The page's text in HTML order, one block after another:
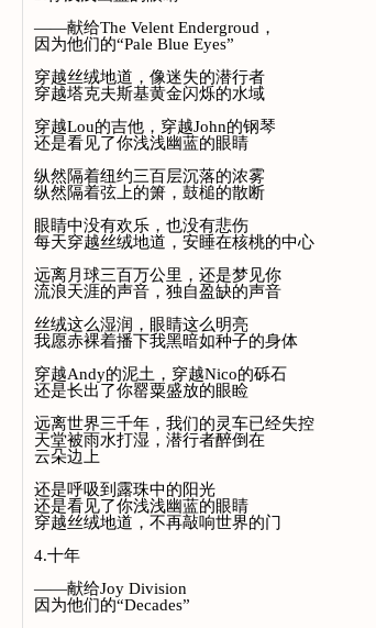
——献给The Velent Endergroud，
因为他们的“Pale Blue Eyes”
穿越丝绒地道，像迷失的潜行者
穿越塔克夫斯基黄金闪烁的水域
穿越Lou的吉他，穿越John的钢琴
还是看见了你浅浅幽蓝的眼睛
纵然隔着纽约三百层沉落的浓雾
纵然隔着弦上的箫，鼓槌的散断
眼睛中没有欢乐，也没有悲伤
每天穿越丝绒地道，安睡在核桃的中心
远离月球三百万公里，还是梦见你
流浪天涯的声音，独自盈缺的声音
丝绒这么湿润，眼睛这么明亮
我愿赤裸着播下我黑暗如种子的身体
穿越Andy的泥土，穿越Nico的砾石
还是长出了你罂粟盛放的眼睑
远离世界三千年，我们的灵车已经失控
天堂被雨水打湿，潜行者醉倒在
云朵边上
还是呼吸到露珠中的阳光
还是看见了你浅浅幽蓝的眼睛
穿越丝绒地道，不再敲响世界的门
4.十年
——献给Joy Division
因为他们的“Decades”